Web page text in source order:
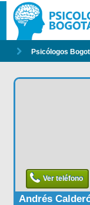
Psicólogos
Ver teléfono
Andrés